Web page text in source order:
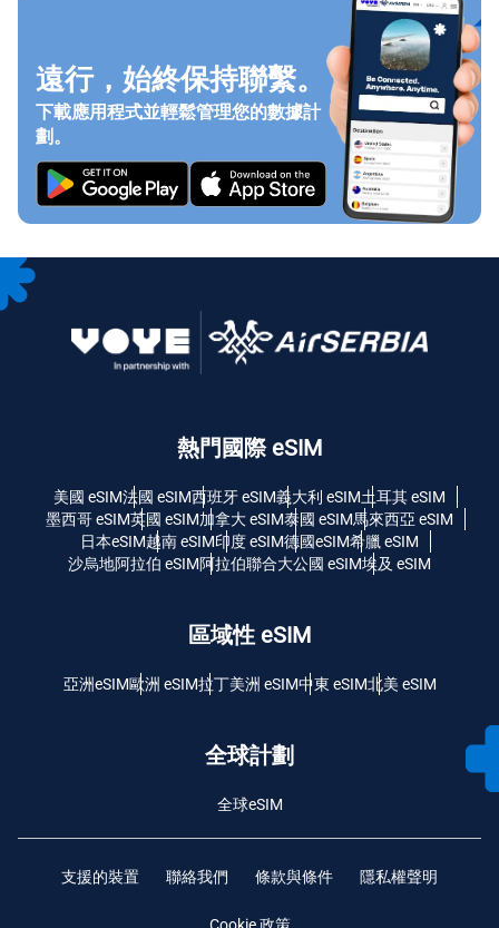
遠行，始終保持聯繫。
下載應用程式並輕鬆管理您的數據計
劃。
熱門國際 eSIM
美國 eSIM法國 eSIM西班牙 eSIM義大利 eSIM土耳其 eSIM
墨西哥 eSIM英國 eSIM加拿大 eSIM泰國 eSIM馬來西亞 eSIM
日本eSIM越南 eSIM印度 eSIM德國eSIM希臘 eSIM
沙烏地阿拉伯 eSIM阿拉伯聯合大公國 eSIM埃及 eSIM
區域性 eSIM
亞洲eSIM歐洲 eSIM拉丁美洲 eSIM中東 eSIM北美 eSIM
全球計劃
全球eSIM
支援的裝置 聯絡我們 條款與條件 隱私權聲明
Cookie 政策